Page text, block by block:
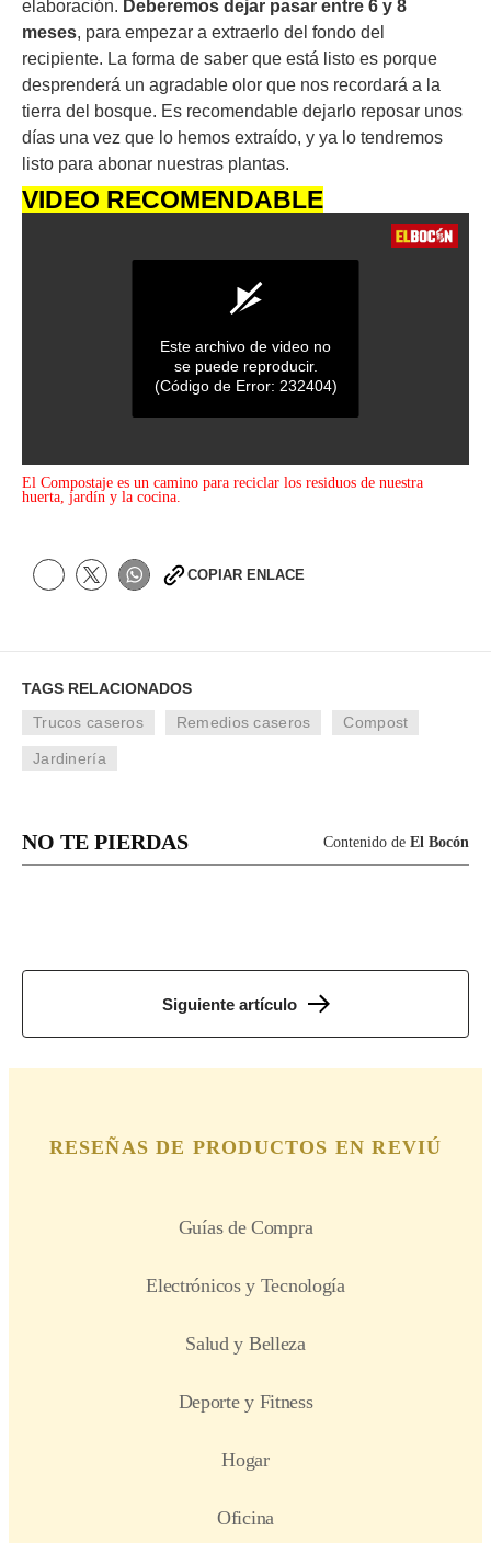
elaboración. Deberemos dejar pasar entre 6 y 8
meses, para empezar a extraerlo del fondo del
recipiente. La forma de saber que está listo es porque
desprenderá un agradable olor que nos recordará a la
tierra del bosque. Es recomendable dejarlo reposar unos
días una vez que lo hemos extraído, y ya lo tendremos
listo para abonar nuestras plantas.
VIDEO RECOMENDABLE
s
e
e
c
Este archivo de video no
se puede reproducir.
(Código de Error: 232404)
El Compostaje es un camino para reciclar los residuos de nuestra
huerta, jardín y la cocina.
COPIAR ENLACE
TAGS RELACIONADOS
Trucos caseros Remedios caseros Compost
Jardinería
NO TE PIERDAS Contenido de El Bocón
Siguiente artículo